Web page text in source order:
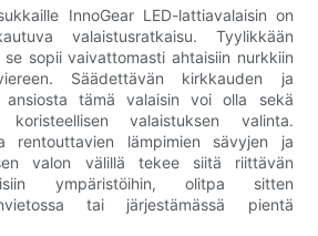
InnoGear LED-lattiavalaisin on
valaistusratkaisu. Tyylikkään
se sopii vaivattomasti ahtaisiin nurkkiin
Säädettävän kirkkauden ja
ansiosta tämä valaisin voi olla sekä
valaistuksen valinta.
rentouttavien lämpimien sävyjen ja
valon välillä tekee siitä riittävän
ympäristöihin, olitpa sitten
tai järjestämässä pientä